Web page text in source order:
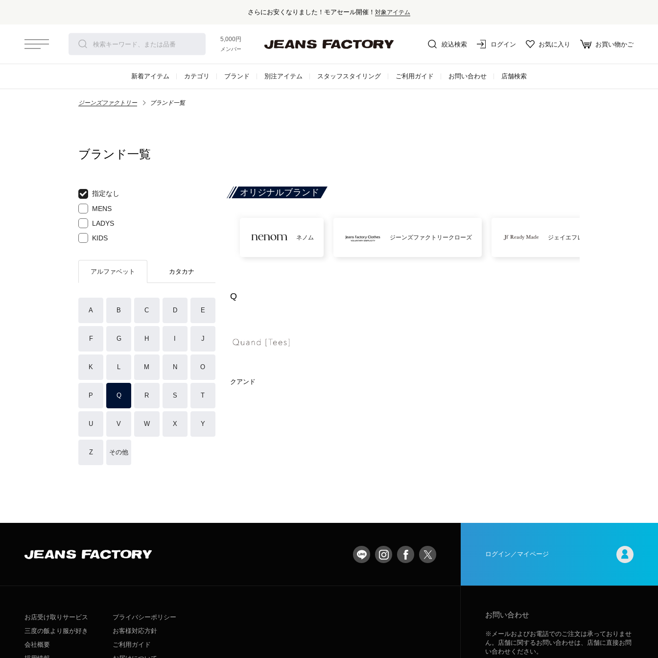
さらにお安くなりました！モアセール開催！ 対象アイテム
5,000円以上お買い上げで送料無料！
メンバー登録でお得な情報をゲット。さらに詳しく
絞込検索 ログイン お気に入り お買い物かご
新着アイテム カテゴリ ブランド 別注アイテム スタッフスタイリング ご利用ガイド お問い合わせ 店舗検索
ジーンズファクトリー ブランド一覧
ブランド一覧
指定なし
MENS
LADYS
KIDS
アルファベット カタカナ
A B C D E
F G H J
K L M N O
P Q R S T
U V W X Y
Z その他
オリジナルブランド
ネノム ジーンズファクトリークローズ ジェイエフレディメイド
Q
クアンド
ログイン／マイページ
お店受け取りサービス
三度の飯より服が好き
会社概要
プライバシーポリシー
お客様対応方針
ご利用ガイド
お問い合わせ
※メールおよびお電話でのご注文は承っておりませ
ん。店舗に関するお問い合わせは、店舗に直接お問
い合わせください。